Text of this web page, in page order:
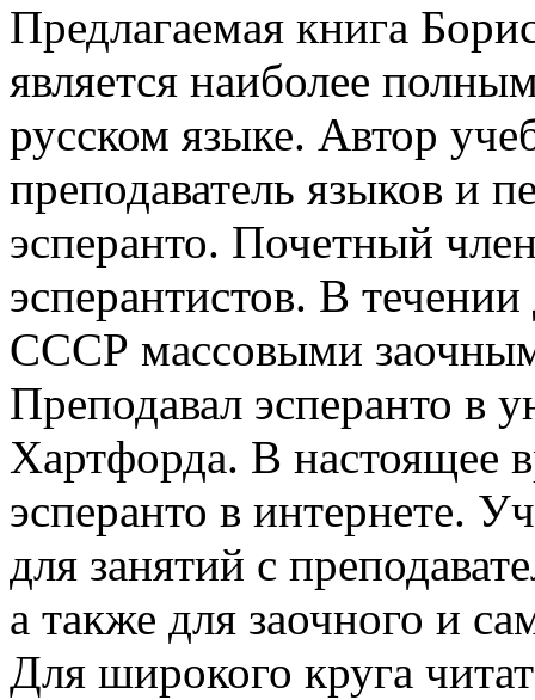
Предлагаемая книга
является наиболее
русском языке. Автор
преподаватель языков и
эсперанто. Почетный
эсперантистов. В
СССР массовыми
Преподавал эсперанто в
Хартфорда. В настоящее
эсперанто в интернете.
для занятий с
а также для заочного и
Для широкого круга